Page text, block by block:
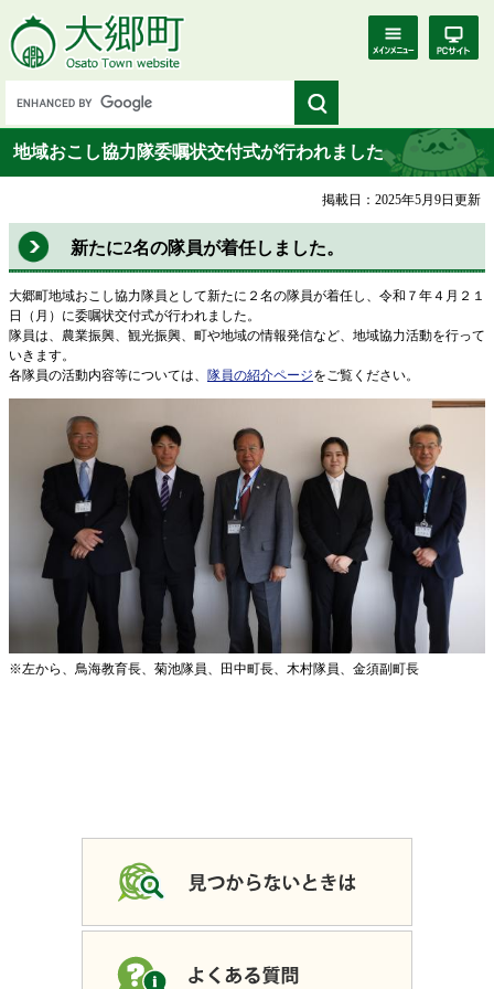
地域おこし協力隊委嘱状交付式が行われました
掲載日：2025年5月9日更新
新たに2名の隊員が着任しました。
大郷町地域おこし協力隊員として新たに２名の隊員が着任し、令和７年４月２１
日（月）に委嘱状交付式が行われました。
​隊員は、農業振興、観光振興、町や地域の情報発信など、地域協力活動を行って
いきます。
各隊員の活動内容等については、 隊員の紹介ページをご覧ください。
​​※左から、鳥海教育長、菊池隊員、田中町長、木村隊員、金須副町長